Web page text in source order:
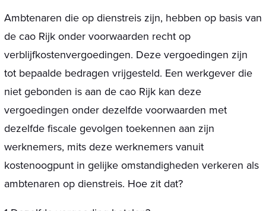
Ambtenaren die op dienstreis zijn, hebben op basis van
de cao Rijk onder voorwaarden recht op
verblijfkostenvergoedingen. Deze vergoedingen zijn
tot bepaalde bedragen vrijgesteld. Een werkgever die
niet gebonden is aan de cao Rijk kan deze
vergoedingen onder dezelfde voorwaarden met
dezelfde fiscale gevolgen toekennen aan zijn
werknemers, mits deze werknemers vanuit
kostenoogpunt in gelijke omstandigheden verkeren als
ambtenaren op dienstreis. Hoe zit dat?